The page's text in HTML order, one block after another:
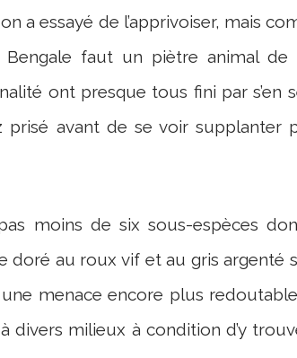
a essayé de l’apprivoiser, mais
faut un piètre animal de
ont presque tous fini par s’en
avant de se voir supplanter
pas moins de six sous-espèces
doré au roux vif et au gris argenté
une menace encore plus
divers milieux à condition d’y